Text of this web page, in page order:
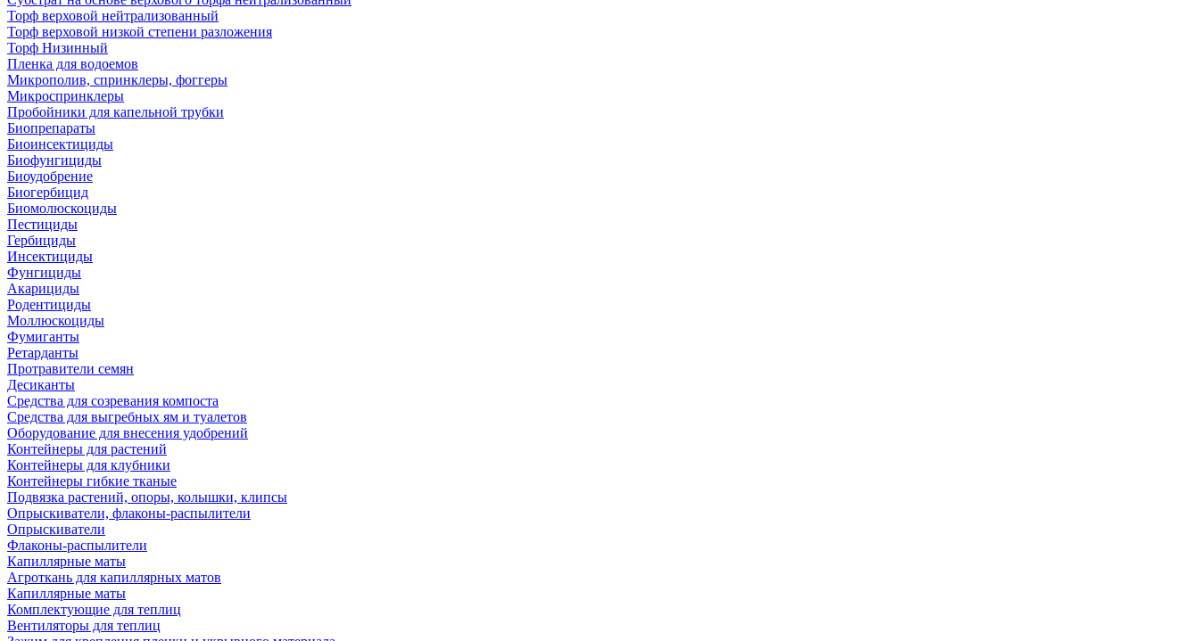
Торф верховой нейтрализованный
Торф верховой низкой степени разложения
Торф Низинный
Пленка для водоемов
Микрополив, спринклеры, фоггеры
Микроспринклеры
Пробойники для капельной трубки
Биопрепараты
Биоинсектициды
Биофунгициды
Биоудобрение
Биогербицид
Биомолюскоциды
Пестициды
Гербициды
Инсектициды
Фунгициды
Акарициды
Родентициды
Моллюскоциды
Фумиганты
Ретарданты
Протравители семян
Десиканты
Средства для созревания компоста
Средства для выгребных ям и туалетов
Оборудование для внесения удобрений
Контейнеры для растений
Контейнеры для клубники
Контейнеры гибкие тканые
Подвязка растений, опоры, колышки, клипсы
Опрыскиватели, флаконы-распылители
Опрыскиватели
Флаконы-распылители
Капиллярные маты
Агроткань для капиллярных матов
Капиллярные маты
Комплектующие для теплиц
Вентиляторы для теплиц